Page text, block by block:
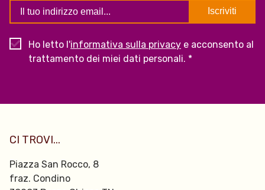
Ho letto l'informativa sulla privacy e acconsento al
trattamento dei miei dati personali. *
CI TROVI...
Piazza San Rocco, 8
fraz. Condino